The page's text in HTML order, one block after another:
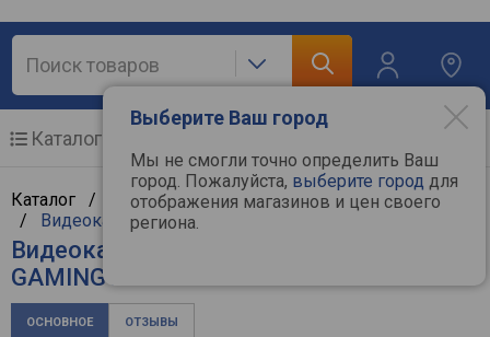
Выберите Ваш город
Мы не смогли точно определить Ваш
город. Пожалуйста, выберите город для
отображения магазинов и цен своего
региона.
Каталог
Каталог / Компьютерная техника/ Комплектующие
/ Видеокарты/MSI
Видеокарта MSI GeForce RTX 3060
GAMING X 12G
ОСНОВНОЕ ОТЗЫВЫ